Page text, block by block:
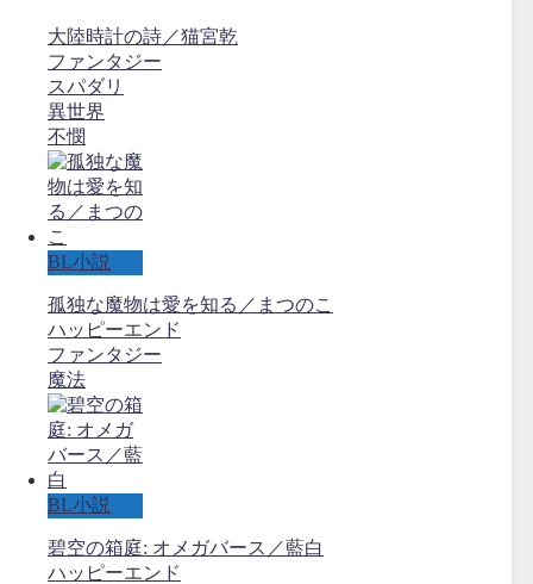
大陸時計の詩／猫宮乾
ファンタジー
スパダリ
異世界
不憫
BL小説
孤独な魔物は愛を知る／まつのこ
ハッピーエンド
ファンタジー
魔法
BL小説
碧空の箱庭: オメガバース／藍白
ハッピーエンド